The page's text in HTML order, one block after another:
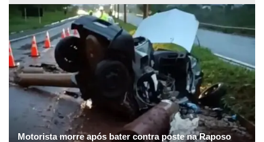
Motorista morre após bater contra poste na Raposo